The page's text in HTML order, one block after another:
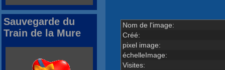
Nom de l'image:
Créé:
pixel image:
échelleImage:
Visites:
Sauvegarde du
Train de la Mure